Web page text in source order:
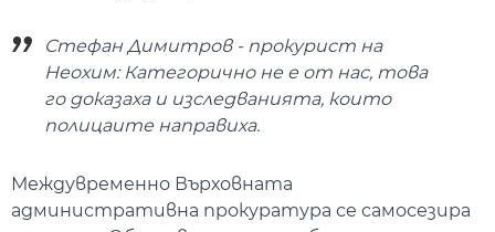
Стефан Димитров - прокурист на
Неохим: Категорично не е от нас, това
го доказаха и изследванията, които
полицаите направиха.
Междувременно Върховната
административна прокуратура се самосезира